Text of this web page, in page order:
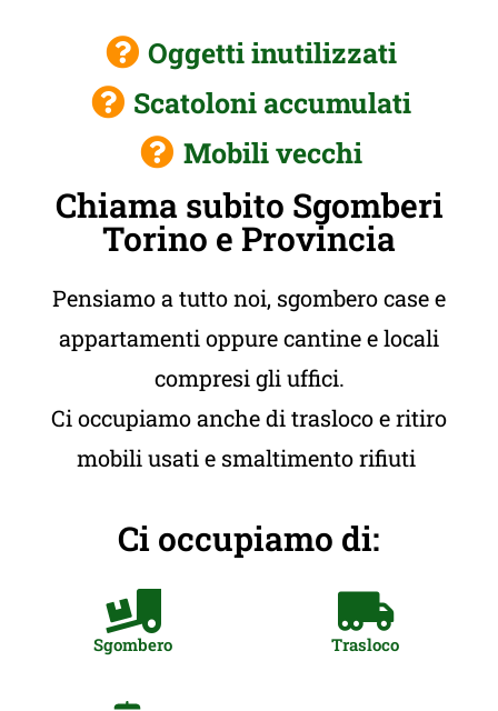
Oggetti inutilizzati
Scatoloni accumulati
Mobili vecchi
Chiama subito Sgomberi
Torino e Provincia
Pensiamo a tutto noi, sgombero case e
appartamenti oppure cantine e locali
compresi gli uffici.
Ci occupiamo anche di trasloco e ritiro
mobili usati e smaltimento rifiuti
Ci occupiamo di:
Sgombero Trasloco